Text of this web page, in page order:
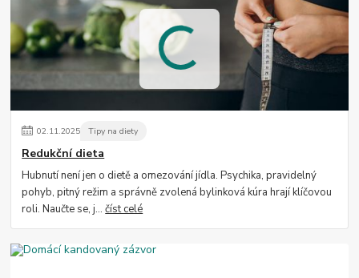
02.11.2025 Tipy na diety
Redukční dieta
Hubnutí není jen o dietě a omezování jídla. Psychika, pravidelný
pohyb, pitný režim a správně zvolená bylinková kúra hrají klíčovou
roli. Naučte se, j...číst celé